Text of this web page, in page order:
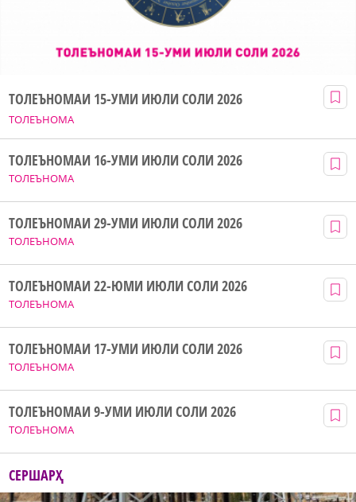
ТОЛЕЪНОМА
ТОЛЕЪНОМАИ 15-УМИ ИЮЛИ СОЛИ 2026
ТОЛЕЪНОМА
ТОЛЕЪНОМАИ 16-УМИ ИЮЛИ СОЛИ 2026
ТОЛЕЪНОМА
ТОЛЕЪНОМАИ 29-УМИ ИЮЛИ СОЛИ 2026
ТОЛЕЪНОМА
ТОЛЕЪНОМАИ 22-ЮМИ ИЮЛИ СОЛИ 2026
ТОЛЕЪНОМА
ТОЛЕЪНОМАИ 17-УМИ ИЮЛИ СОЛИ 2026
ТОЛЕЪНОМА
ТОЛЕЪНОМАИ 9-УМИ ИЮЛИ СОЛИ 2026
СЕРШАРҲ